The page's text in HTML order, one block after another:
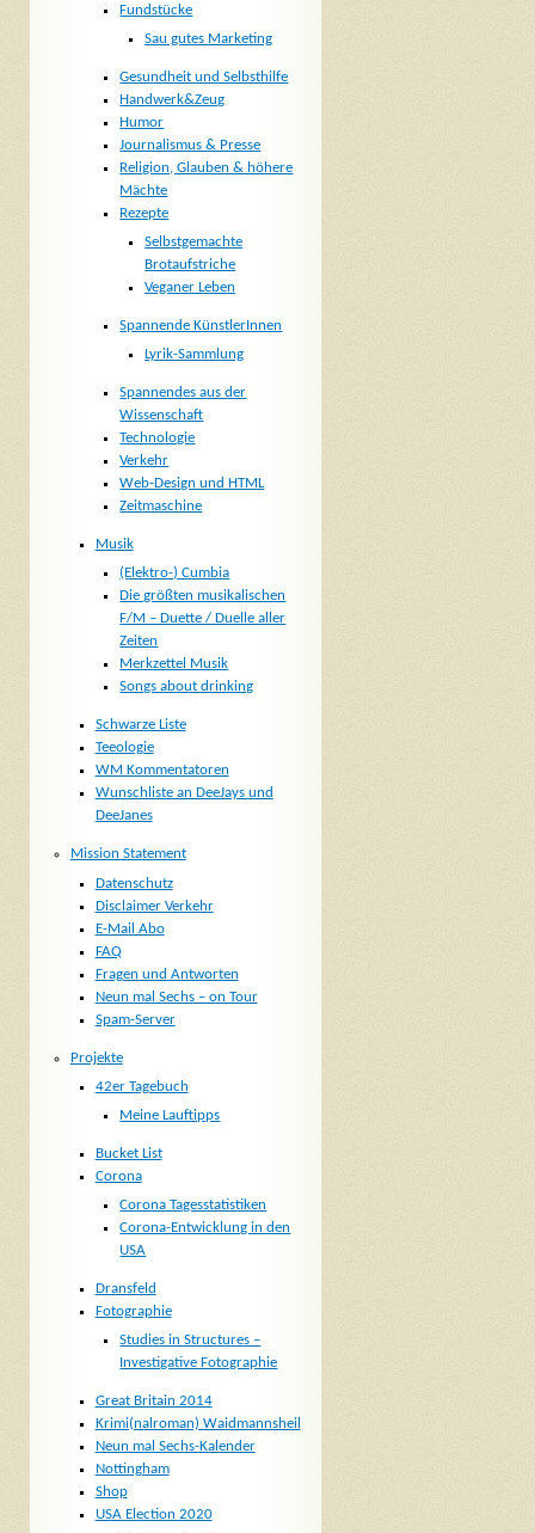
Fundstücke
Sau gutes Marketing
Gesundheit und Selbsthilfe
Handwerk&Zeug
Humor
Journalismus & Presse
Religion, Glauben & höhere
Mächte
Rezepte
Selbstgemachte
Brotaufstriche
Veganer Leben
Spannende KünstlerInnen
Lyrik-Sammlung
Spannendes aus der
Wissenschaft
Technologie
Verkehr
Web-Design und HTML
Zeitmaschine
Musik
(Elektro-) Cumbia
Die größten musikalischen
F/M – Duette / Duelle aller
Zeiten
Merkzettel Musik
Songs about drinking
Schwarze Liste
Teeologie
WM Kommentatoren
Wunschliste an DeeJays und
DeeJanes
Mission Statement
Datenschutz
Disclaimer Verkehr
E-Mail Abo
FAQ
Fragen und Antworten
Neun mal Sechs – on Tour
Spam-Server
Projekte
42er Tagebuch
Meine Lauftipps
Bucket List
Corona
Corona Tagesstatistiken
Corona-Entwicklung in den
USA
Dransfeld
Fotographie
Studies in Structures –
Investigative Fotographie
Great Britain 2014
Krimi(nalroman) Waidmannsheil
Neun mal Sechs-Kalender
Nottingham
Shop
USA Election 2020